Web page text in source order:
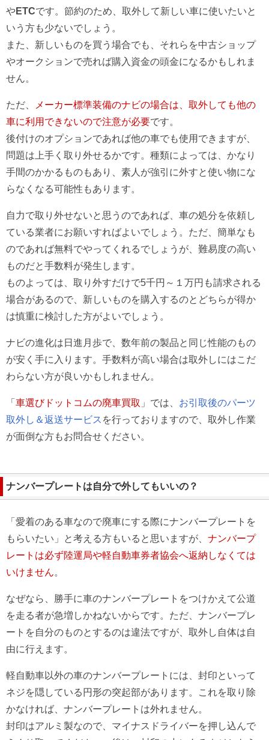
やETCです。節約のため、取外して新しい車に使いたいと
いう方も少ないでしょう。
また、新しいものを買う場合でも、それらを中古ショップ
やオークションで売れば購入資金の頭金になるかもしれま
せん。
ただ、
メーカー標準装備のナビの場合は、取外しても他の
車に利用できないので注意が必要です。
後付けのオプションであれば他の車でも使用できますが、
問題は上手く取り外せるかです。種類によっては、かなり
手間のかかるものもあり、素人が強引に外すと使い物にな
らなくなる可能性もあります。
自力で取り外せないと思うのであれば、車の処分を依頼し
ている業者にお願いすればよいでしょう。ただ、簡単なも
のであれば無料でやってくれるでしょうが、難易度の高い
ものだと手数料が発生します。
ものよっては、取り外すだけで5千円～１万円も請求される
場合があるので、新しいものを購入するのとどちらが得か
は慎重に検討した方がよいでしょう。
ナビの進化は日進月歩で、数年前の製品と同じ性能のもの
が安く手に入ります。手数料が高い場合は取外しにはこだ
わらない方が良いかもしれません。
「 車選びドットコムの廃車買取 」では、 お引取後のパーツ
取外し＆返送サービス を行っておりますので、取外し作業
が面倒な方もお問合せください。
ナンバープレートは自分で外してもいいの？
「愛着のある車なので廃車にする際にナンバープレートを
もらいたい」と考える方もいると思いますが、 ナンバープ
レートは必ず陸運局や軽自動車券者協会へ返納しなくては
いけません。
なぜなら、勝手に車のナンバープレートをつけかえて公道
を走る者が急増しかねないからです。ただ、ナンバープレ
ートを自分のものとするのは違法ですが、取外し自体は自
由に行えます。
軽自動車以外の車のナンバープレートには、封印といって
ネジを隠している円形の突起部があります。これを取り除
かなければ、ナンバープレートは外れません。
封印はアルミ製なので、マイナスドライバーを押し込んで